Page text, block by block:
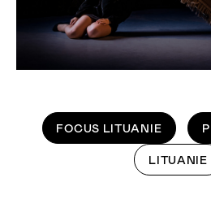
FOCUS LITUANIE
LITUANIE